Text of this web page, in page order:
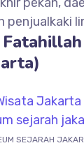
penjualkaki
SEJARAH